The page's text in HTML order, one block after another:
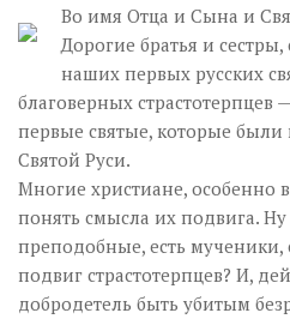
Во имя Отца и Сына и
Дорогие братья и
наших первых русских
благоверных страстотерпцев
первые святые, которые
Святой Руси.
Многие христиане, особенно
понять смысла их подвига. Ну
преподобные, есть мученики,
подвиг страстотерпцев? И,
добродетель быть убитым